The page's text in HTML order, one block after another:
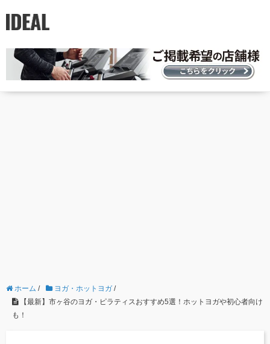
ホーム / ヨガ・ホットヨガ /
【最新】市ヶ谷のヨガ・ピラティスおすすめ5選！ホットヨガや初心者向け
も！